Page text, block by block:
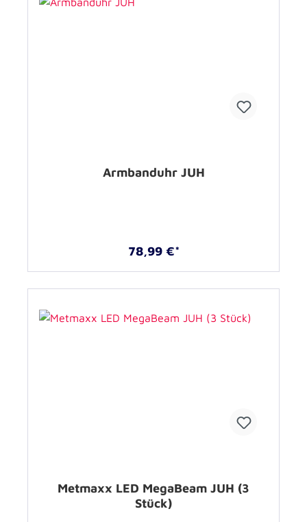
Armbanduhr JUH
78,99 €*
Metmaxx LED MegaBeam JUH (3
Stück)